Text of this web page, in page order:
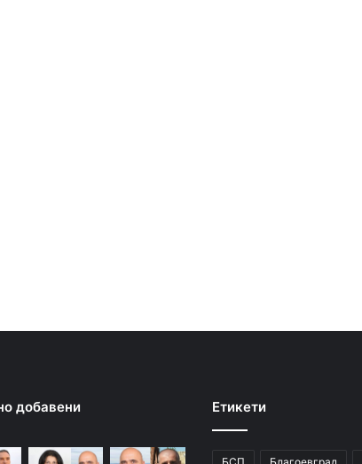
добавени Етикети